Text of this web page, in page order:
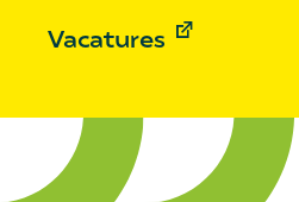
Vacatures